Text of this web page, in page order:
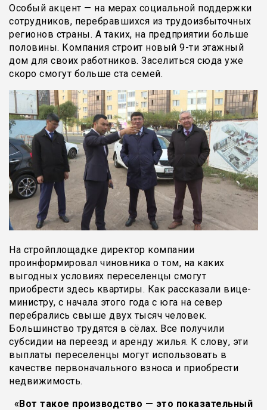
Особый акцент — на мерах социальной поддержки
сотрудников, перебравшихся из трудоизбыточных
регионов страны. А таких, на предприятии больше
половины. Компания строит новый 9-ти этажный
дом для своих работников. Заселиться сюда уже
скоро смогут больше ста семей.
На стройплощадке директор компании
проинформировал чиновника о том, на каких
выгодных условиях переселенцы смогут
приобрести здесь квартиры. Как рассказали вице-
министру, с начала этого года с юга на север
перебрались свыше двух тысяч человек.
Большинство трудятся в сёлах. Все получили
субсидии на переезд и аренду жилья. К слову, эти
выплаты переселенцы могут использовать в
качестве первоначального взноса и приобрести
недвижимость.
«Вот такое производство — это показательный